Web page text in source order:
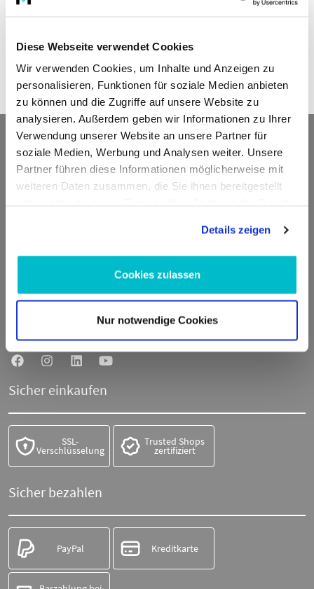
Diese Webseite verwendet Cookies
Wir verwenden Cookies, um Inhalte und Anzeigen zu
personalisieren, Funktionen für soziale Medien anbieten
zu können und die Zugriffe auf unsere Website zu
analysieren. Außerdem geben wir Informationen zu Ihrer
Verwendung unserer Website an unsere Partner für
soziale Medien, Werbung und Analysen weiter. Unsere
Partner führen diese Informationen möglicherweise mit
weiteren Daten zusammen, die Sie ihnen bereitgestellt
Details zeigen
Cookies zulassen
Nur notwendige Cookies
S-KLASSE (W222, V222, X222)
S-KLASSE Coupe (C217)
SL (R231)
Kontakt
ADDED VALUE Unlimited GmbH
Mo-Fr 7:30-12:00 Uhr & 13:00 - 16:00 Uhr
+49 711 21951190
Sicher einkaufen
SSL-
Verschlüsselung
Trusted Shops
zertifiziert
Sicher bezahlen
PayPal Kreditkarte